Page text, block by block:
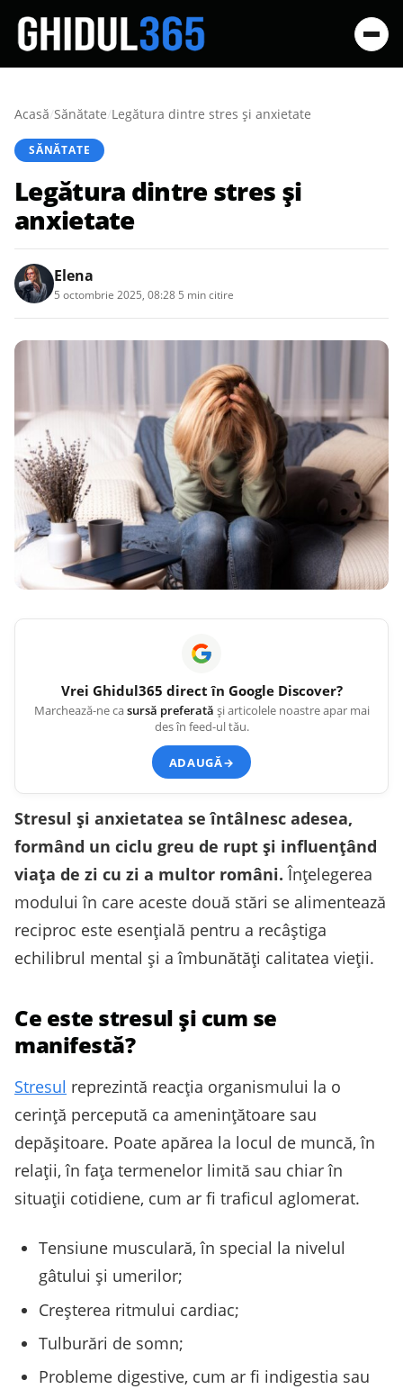
Acasă/Sănătate/Legătura dintre stres și anxietate
SĂNĂTATE
Legătura dintre stres și
anxietate
Elena
5 octombrie 2025, 08:28 5 min citire
Vrei Ghidul365 direct în Google Discover?
Marchează-ne casursă preferată și articolele noastre apar mai
des în feed-ul tău.
ADAUGĂ→
Stresul și anxietatea se întâlnesc adesea,
formând un ciclu greu de rupt și influențând
viața de zi cu zi a multor români. Înțelegerea
modului în care aceste două stări se alimentează
reciproc este esențială pentru a recâștiga
echilibrul mental și a îmbunătăți calitatea vieții.
Ce este stresul și cum se
manifestă?
Stresul reprezintă reacția organismului la o
cerință percepută ca amenințătoare sau
depășitoare. Poate apărea la locul de muncă, în
relații, în fața termenelor limită sau chiar în
situații cotidiene, cum ar fi traficul aglomerat.
Tensiune musculară, în special la nivelul
gâtului și umerilor;
Creșterea ritmului cardiac;
Tulburări de somn;
Probleme digestive, cum ar fi indigestia sau